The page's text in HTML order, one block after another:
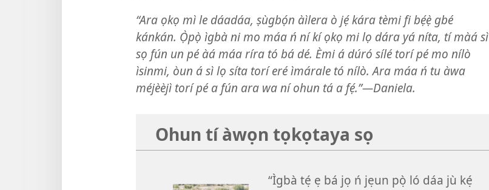
“Ara ọkọ mì le dáadáa, ṣùgbọ́n àìlera ò jẹ́ kára tèmi fi bẹ́ẹ̀ gbé
kánkán. Ọ̀pọ̀ ìgbà ni mo máa ń ní kí ọkọ mi lọ dára yá níta, tí màá sì
sọ fún un pé àá máa ríra tó bá dé. Èmi á dúró sílé torí pé mo nílò
ìsinmi, òun á sì lọ síta torí eré ìmárale tó nílò. Ara máa ń tu àwa
méjèèjì torí pé a fún ara wa ní ohun tá a fẹ́.”—Daniela.
Ohun tí àwọn tọkọtaya sọ
“Ìgbà tẹ́ ẹ bá jọ ń jẹun pọ̀ ló dáa jù kẹ́